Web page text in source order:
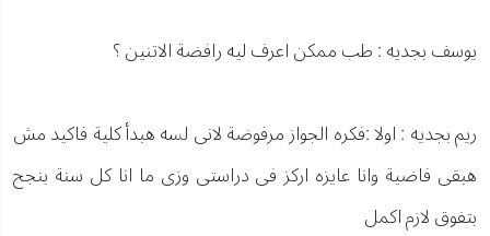
يوسف بجديه : طب ممكن اعرف ليه رافضة الاتنين ؟
ريم بجديه : اولا :فكره الجواز مرفوضة لانى لسه هبدأ كلية فاكيد مش
هبقى فاضية وانا عايزه اركز فى دراستى وزى ما انا كل سنة بنجح
بتفوق لازم اكمل